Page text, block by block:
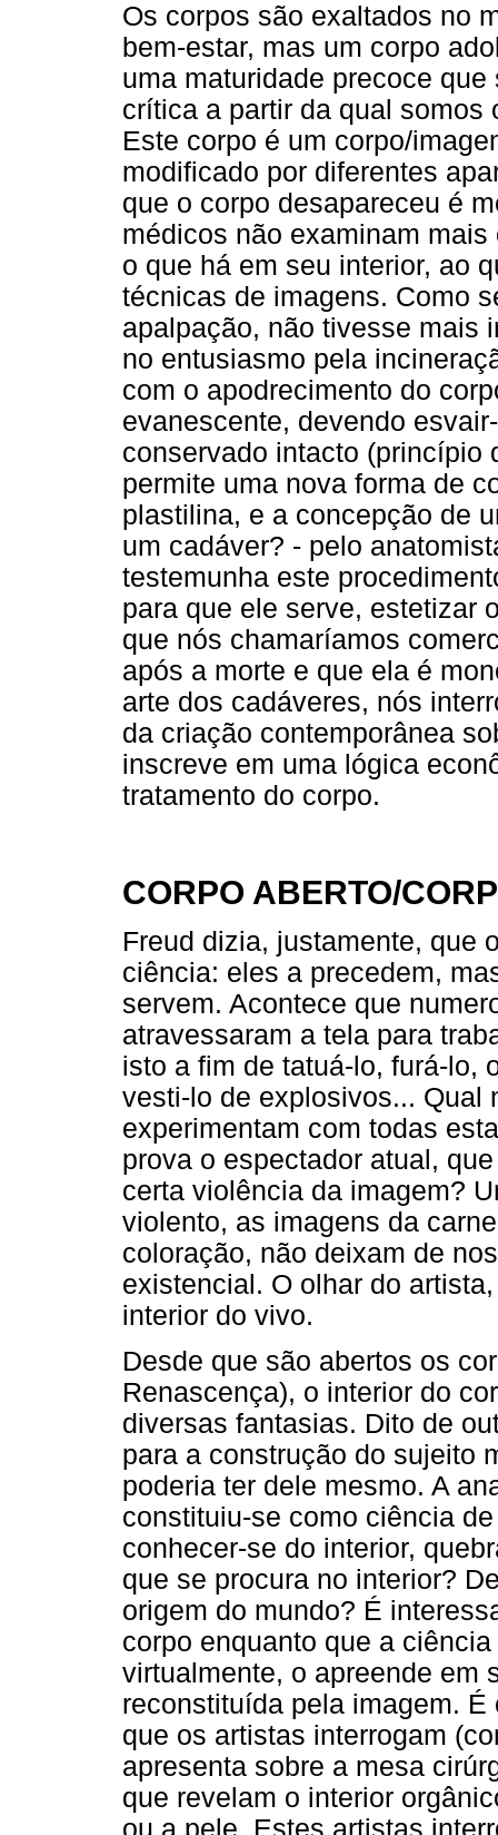
Os corpos são exaltados no
bem-estar, mas um corpo
uma maturidade precoce
crítica a partir da qual somos
Este corpo é um corpo/
modificado por diferentes
que o corpo desapareceu é
médicos não examinam
o que há em seu interior, ao
técnicas de imagens. Como
apalpação, não tivesse mais
no entusiasmo pela
com o apodrecimento do
evanescente, devendo
conservado intacto (princípio
permite uma nova forma de
plastilina, e a concepção de
um cadáver? - pelo
testemunha este
para que ele serve, estetizar
que nós chamaríamos
após a morte e que ela é
arte dos cadáveres, nós
da criação contemporânea
inscreve em uma lógica
tratamento do corpo.
CORPO ABERTO/
Freud dizia, justamente, que
ciência: eles a precedem,
servem. Acontece que
atravessaram a tela para
isto a fim de tatuá-lo, furá-lo,
vesti-lo de explosivos... Qual
experimentam com todas
prova o espectador atual,
certa violência da imagem?
violento, as imagens da
coloração, não deixam de
existencial. O olhar do
interior do vivo.
Desde que são abertos os
Renascença), o interior do
diversas fantasias. Dito de
para a construção do sujeito
poderia ter dele mesmo. A
constituiu-se como ciência
conhecer-se do interior,
que se procura no interior?
origem do mundo? É
corpo enquanto que a
virtualmente, o apreende em
reconstituída pela imagem.
que os artistas interrogam
apresenta sobre a mesa
que revelam o interior